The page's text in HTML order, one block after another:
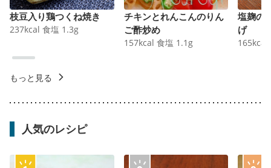
枝豆入り鶏つくね焼き
237kcal 食塩 1.3g
チキンとれんこんのりん
ご酢炒め
157kcal 食塩 1.1 g
塩麹の
げ
165kcal
もっと見る
人気のレシピ